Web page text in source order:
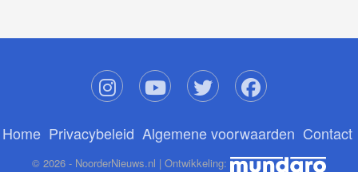
Home Privacybeleid Algemene voorwaarden Contact
© 2026 - NoorderNieuws.nl | Ontwikkeling: